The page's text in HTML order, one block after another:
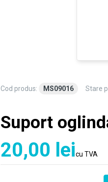
Cod produs: MS09016 Stare
Suport
20,00 leicu TVA